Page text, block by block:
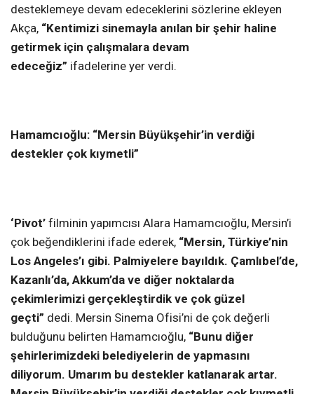
desteklemeye devam edeceklerini sözlerine ekleyen
Akça, “Kentimizi sinemayla anılan bir şehir haline
getirmek için çalışmalara devam
edeceğiz” ifadelerine yer verdi.
Hamamcıoğlu: “Mersin Büyükşehir’in verdiği
destekler çok kıymetli”
‘Pivot’ filminin yapımcısı Alara Hamamcıoğlu, Mersin’i
çok beğendiklerini ifade ederek, “Mersin, Türkiye’nin
Los Angeles’ı gibi. Palmiyelere bayıldık. Çamlıbel’de,
Kazanlı’da, Akkum’da ve diğer noktalarda
çekimlerimizi gerçekleştirdik ve çok güzel
geçti” dedi. Mersin Sinema Ofisi’ni de çok değerli
bulduğunu belirten Hamamcıoğlu, “Bunu diğer
şehirlerimizdeki belediyelerin de yapmasını
diliyorum. Umarım bu destekler katlanarak artar.